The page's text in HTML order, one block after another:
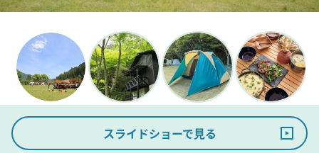
スライドショーで見る